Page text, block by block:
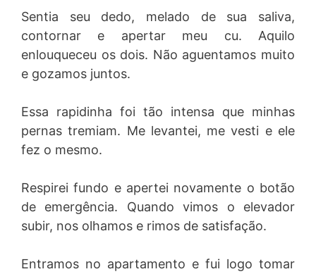
Sentia seu dedo, melado de sua saliva,
contornar e apertar meu cu. Aquilo
enlouqueceu os dois. Não aguentamos muito
e gozamos juntos.
Essa rapidinha foi tão intensa que minhas
pernas tremiam. Me levantei, me vesti e ele
fez o mesmo.
Respirei fundo e apertei novamente o botão
de emergência. Quando vimos o elevador
subir, nos olhamos e rimos de satisfação.
Entramos no apartamento e fui logo tomar